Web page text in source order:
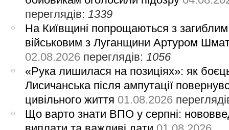
переглядів: 1339
На Київщині попрощаються з загиблим
військовим з Луганщини Артуром
02.08.2026 переглядів: 1056
«Рука лишилася на позиціях»: як
Лисичанська після ампутації
цивільного життя 01.08.2026
Що варто знати ВПО у серпні: